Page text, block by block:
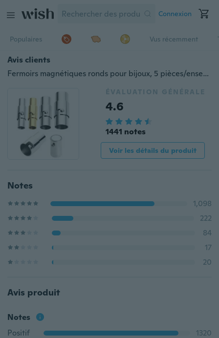
Connexion
Populaires Vus récemment
Avis clients
Fermoirs magnétiques ronds pour bijoux, 5 pièces/ensemble, 3/4/5/6/8mm, fermoirs pour cordon en cuir pour Bracelets, connecteurs de bricolage, accessoires de fabrication de raccords
ÉVALUATION GÉNÉRALE
4.6
1441 notes
Voir les détails du produit
Notes
1,098
222
84
17
20
Avis produit
Notes
Positif
1320